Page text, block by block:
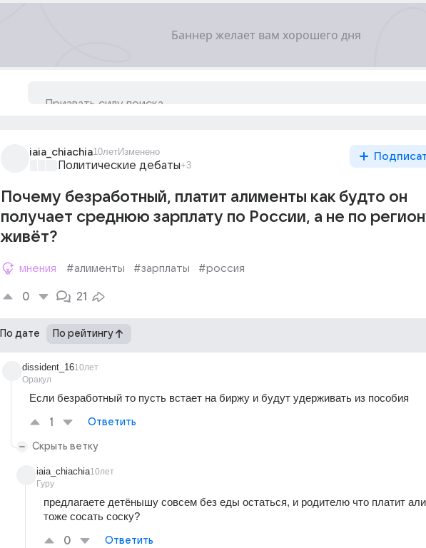
iaia_chiachia10летИзменено
Политические дебаты+3
Почему безработный, платит алименты как будто он
получает среднюю зарплату по России, а не по
живёт?
мнения #алименты #зарплаты #россия
0 21
По дате По рейтингу
dissident_16
Оракул
10лет
Если безработный то пусть встает на биржу и будут удерживать из пособия
1 Ответить
Скрыть ветку
iaia_chiachia
Гуру
10лет
предлагаете детёнышу совсем без еды остаться, и родителю что платит
тоже сосать соску?
0 Ответить